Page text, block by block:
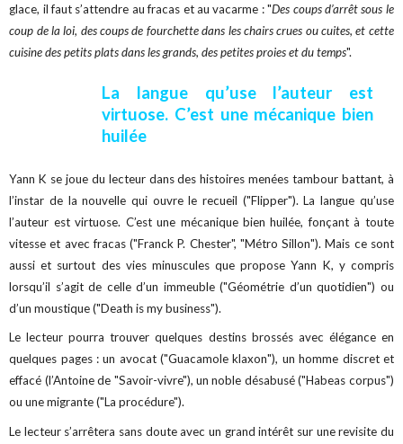
glace, il faut s’attendre au fracas et au vacarme : "Des coups d’arrêt sous le
coup de la loi, des coups de fourchette dans les chairs crues ou cuites, et cette
cuisine des petits plats dans les grands, des petites proies et du temps".
La langue qu’use l’auteur est
virtuose. C’est une mécanique bien
huilée
Yann K se joue du lecteur dans des histoires menées tambour battant, à
l’instar de la nouvelle qui ouvre le recueil ("Flipper"). La langue qu’use
l’auteur est virtuose. C’est une mécanique bien huilée, fonçant à toute
vitesse et avec fracas ("Franck P. Chester", "Métro Sillon"). Mais ce sont
aussi et surtout des vies minuscules que propose Yann K, y compris
lorsqu’il s’agit de celle d’un immeuble ("Géométrie d’un quotidien") ou
d’un moustique ("Death is my business").
Le lecteur pourra trouver quelques destins brossés avec élégance en
quelques pages : un avocat ("Guacamole klaxon"), un homme discret et
effacé (l’Antoine de "Savoir-vivre"), un noble désabusé ("Habeas corpus")
ou une migrante ("La procédure").
Le lecteur s’arrêtera sans doute avec un grand intérêt sur une revisite du